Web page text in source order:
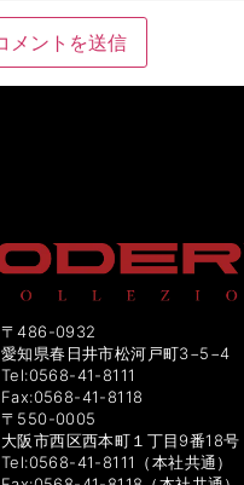
〒486-0932
愛知県春日井市松河戸町3−5−4
Tel:0568-41-8111
Fax:0568-41-8118
〒550-0005
大阪市西区西本町１丁目9番18
Tel:0568-41-8111（本社共通）